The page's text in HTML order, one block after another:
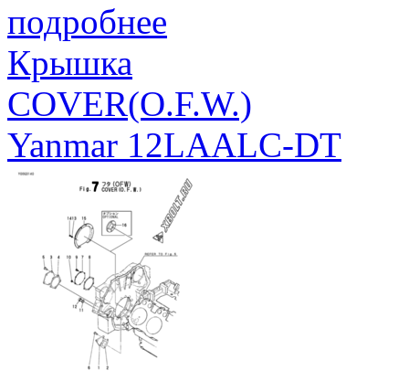
подробнее
Крышка
COVER(O.F.W.)
Yanmar 12LAALC-DT